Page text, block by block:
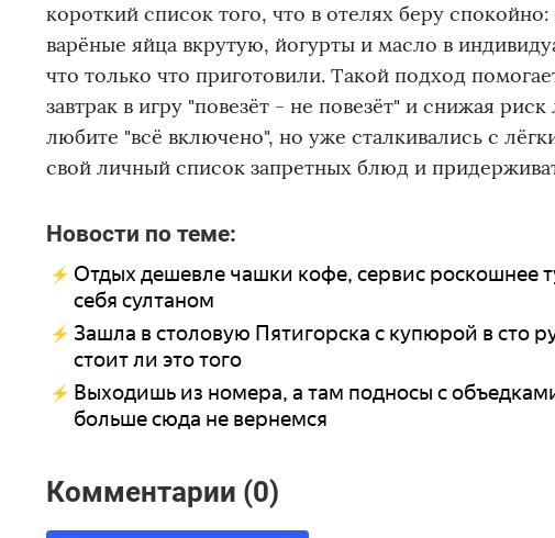
короткий список того, что в отелях беру
варёные яйца вкрутую, йогурты и масло в
что только что приготовили. Такой подход
завтрак в игру "повезёт - не повезёт" и снижая
любите "всё включено", но уже сталкивались с
свой личный список запретных блюд и
Новости по теме:
Отдых дешевле чашки кофе, сервис роскошнее
себя султаном
Зашла в столовую Пятигорска с купюрой в сто
стоит ли это того
Выходишь из номера, а там подносы с
больше сюда не вернемся
Комментарии (0)